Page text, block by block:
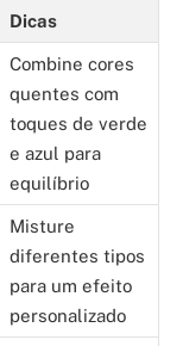
Dicas
Combine cores
quentes com
toques de verde
e azul para
equilíbrio
Misture
diferentes tipos
para um efeito
personalizado